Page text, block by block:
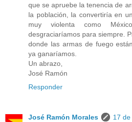
que se apruebe la tenencia de
la población, la convertiría en
muy violenta como
desgraciaríamos para siempre.
donde las armas de fuego
ya ganaríamos.
Un abrazo,
José Ramón
Responder
José Ramón Morales
17